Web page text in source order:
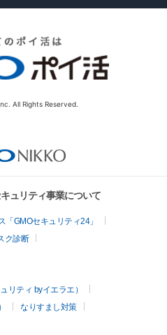
All Rights Reserved.
ュリティ事業について
GMOセキュリティ24」
ク診断
リティ byイエラエ）
なりすまし対策